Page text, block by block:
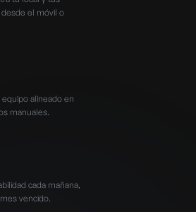
el móvil o
alineado en
manuales.
cada mañana,
vencido.